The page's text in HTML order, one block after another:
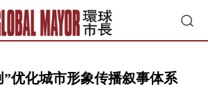
”优化城市形象传播叙事体系